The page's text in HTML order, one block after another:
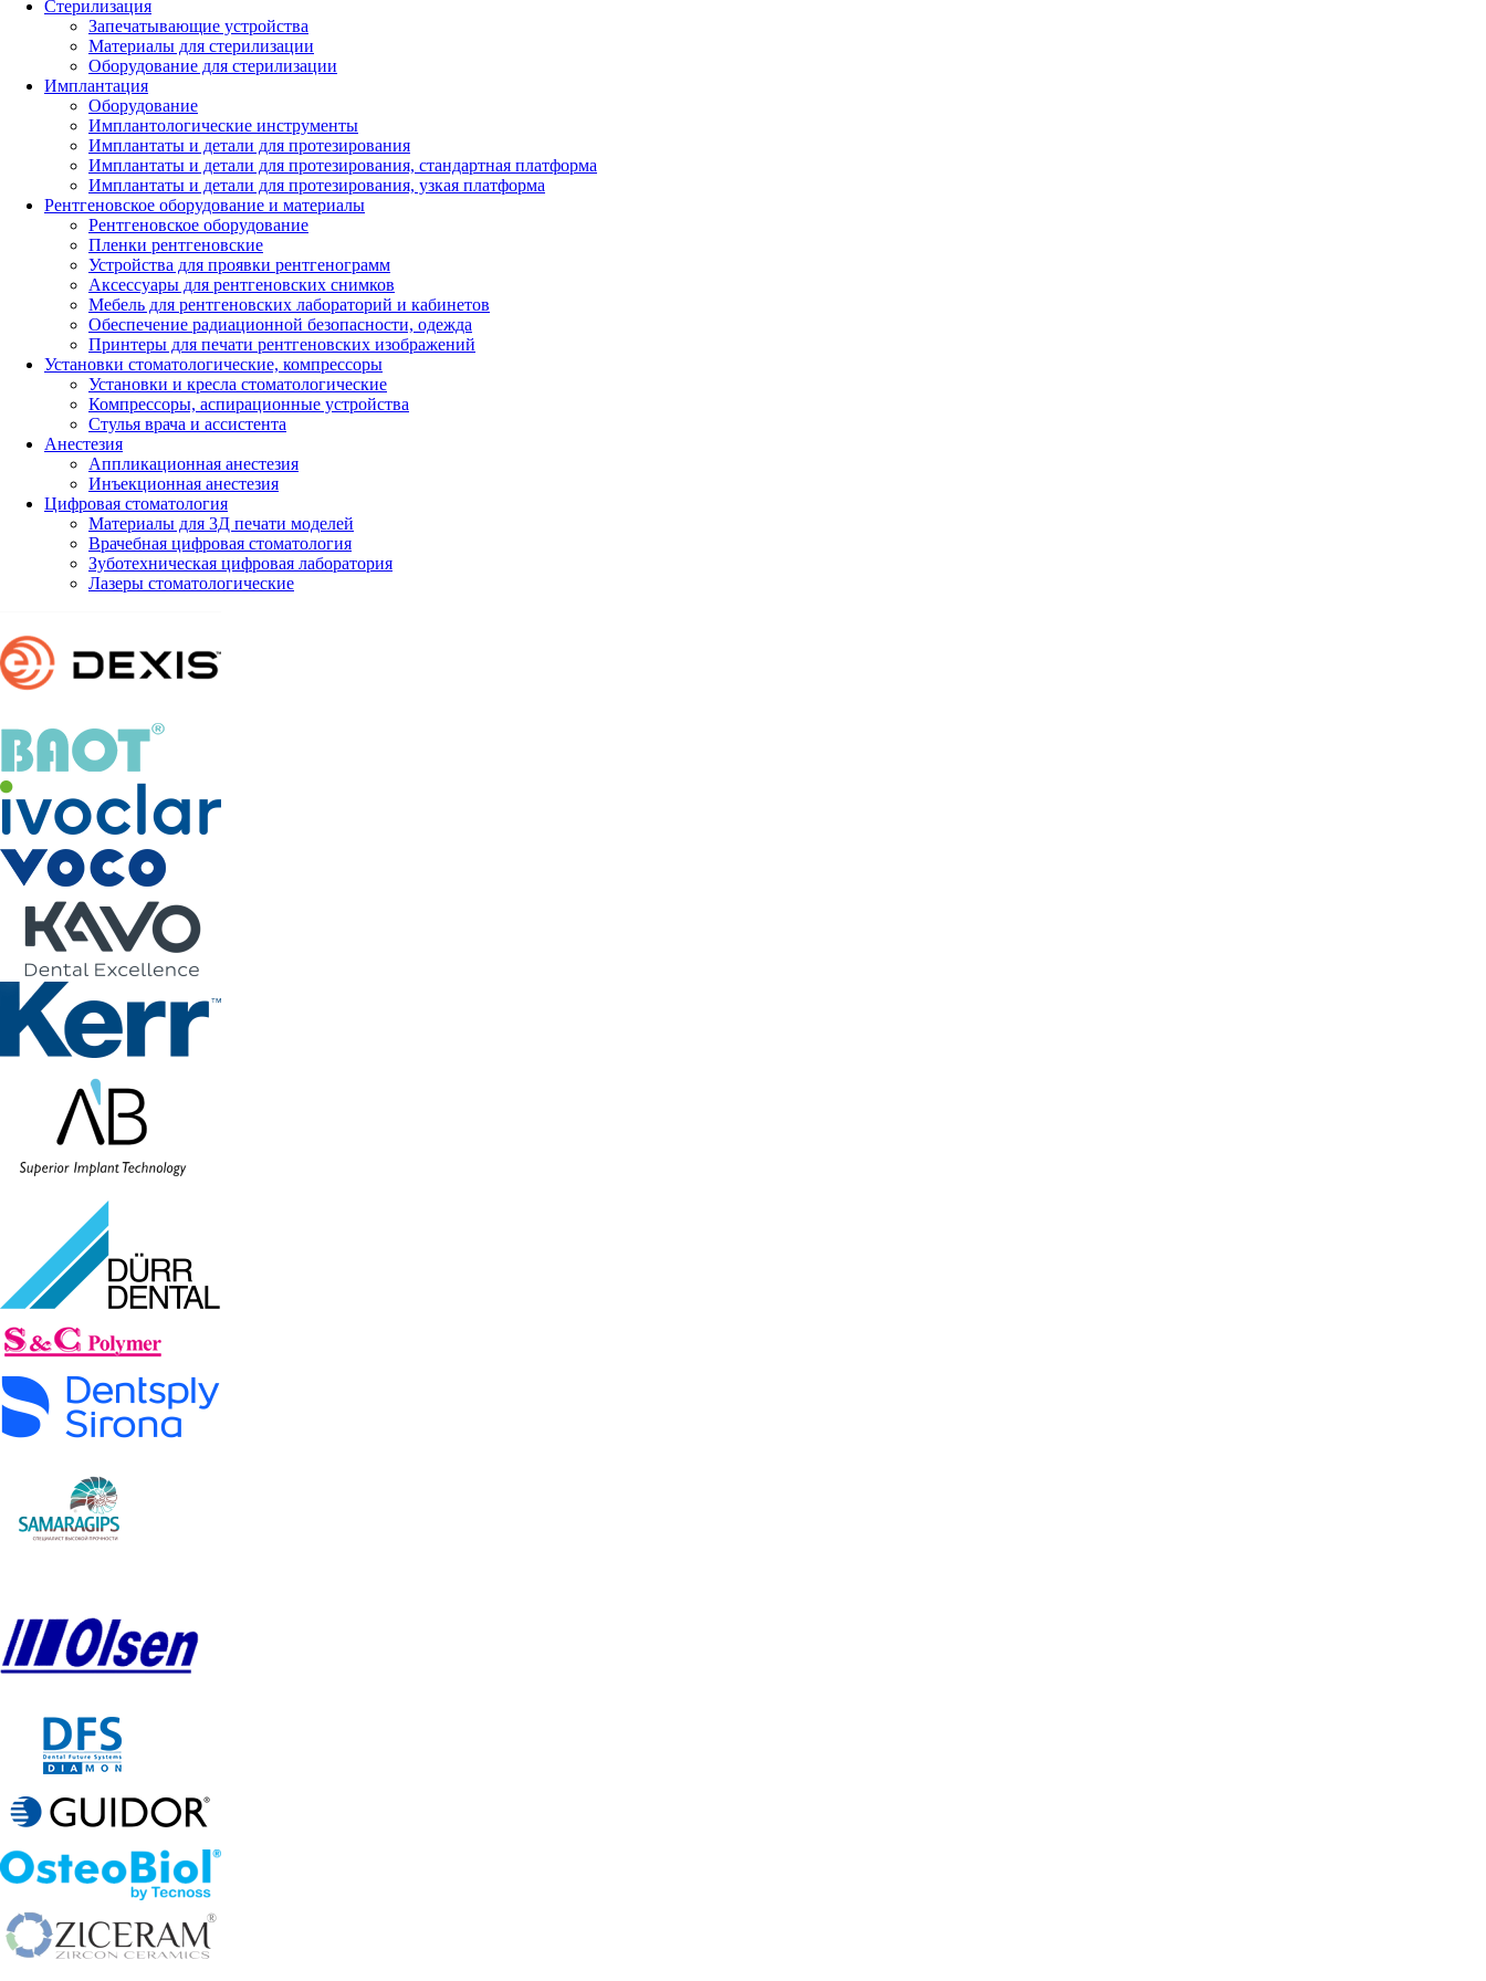
Стерилизация
Запечатывающие устройства
Материалы для стерилизации
Оборудование для стерилизации
Имплантация
Оборудование
Имплантологические инструменты
Имплантаты и детали для протезирования
Имплантаты и детали для протезирования, стандартная платформа
Имплантаты и детали для протезирования, узкая платформа
Рентгеновское оборудование и материалы
Рентгеновское оборудование
Пленки рентгеновские
Устройства для проявки рентгенограмм
Аксессуары для рентгеновских снимков
Мебель для рентгеновских лабораторий и кабинетов
Обеспечение радиационной безопасности, одежда
Принтеры для печати рентгеновских изображений
Установки стоматологические, компрессоры
Установки и кресла стоматологические
Компрессоры, аспирационные устройства
Стулья врача и ассистента
Анестезия
Аппликационная анестезия
Инъекционная анестезия
Цифровая стоматология
Материалы для 3Д печати моделей
Врачебная цифровая стоматология
Зуботехническая цифровая лаборатория
Лазеры стоматологические